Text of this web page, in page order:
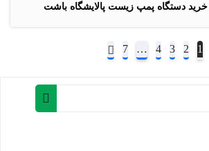
خرید دستگاه پمپ زیست پالایشگاه باشت
1
2
3
4
…
7